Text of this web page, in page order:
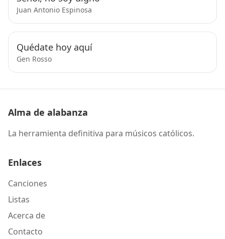
Juan Antonio Espinosa
Quédate hoy aquí
Gen Rosso
Alma de alabanza
La herramienta definitiva para músicos católicos.
Enlaces
Canciones
Listas
Acerca de
Contacto